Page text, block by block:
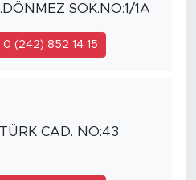
SOK.NO:1/1A
0 (242) 852 14 15
CAD. NO:43